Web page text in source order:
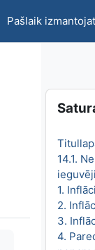
Pašlaik
Bloki
Izlaist
14.1.
1.
2.
3.
4.